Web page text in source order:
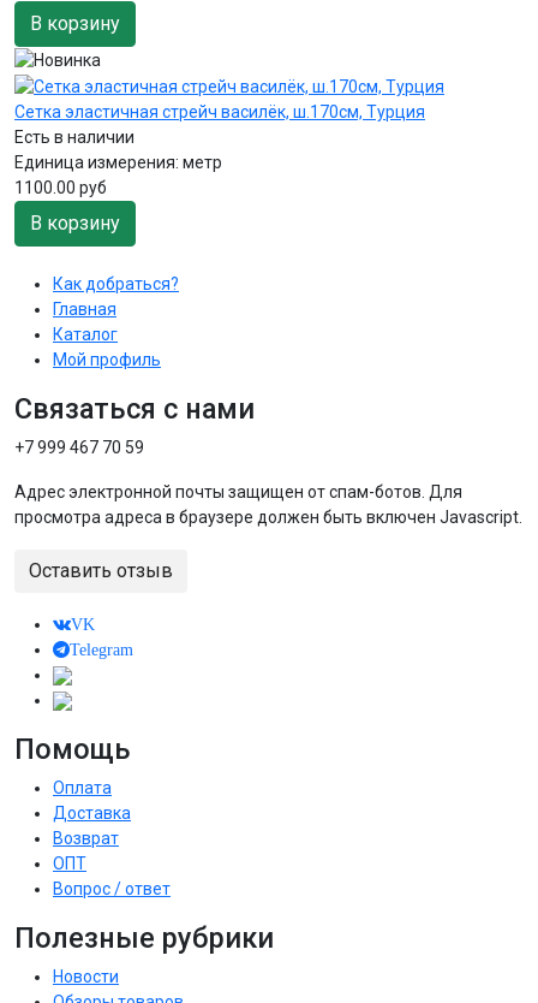
В корзину
Сетка эластичная стрейч василёк, ш.170см, Турция
Есть в наличии
Единица измерения: метр
1100.00 руб
В корзину
Как добраться?
Главная
Каталог
Мой профиль
Связаться с нами
+7 999 467 70 59
Адрес электронной почты защищен от спам-ботов. Для
просмотра адреса в браузере должен быть включен Javascript.
Оставить отзыв
VK
Telegram
Помощь
Оплата
Доставка
Возврат
ОПТ
Вопрос / ответ
Полезные рубрики
Новости